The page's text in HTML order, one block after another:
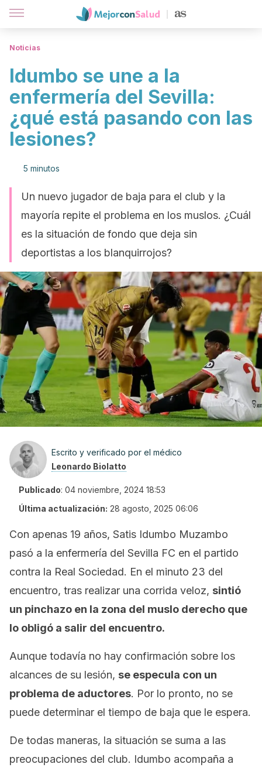
Noticias
Idumbo se une a la
enfermería del Sevilla:
¿qué está pasando con las
lesiones?
5 minutos
Un nuevo jugador de baja para el club y la
mayoría repite el problema en los muslos. ¿Cuál
es la situación de fondo que deja sin
deportistas a los blanquirrojos?
Escrito y verificado por el médico
Leonardo Biolatto
Publicado: 04 noviembre, 2024 18:53
Última actualización: 28 agosto, 2025 06:06
Con apenas 19 años, Satis Idumbo Muzambo
pasó a la enfermería del Sevilla FC en el partido
contra la Real Sociedad. En el minuto 23 del
encuentro, tras realizar una corrida veloz, sintió
un pinchazo en la zona del muslo derecho que
lo obligó a salir del encuentro.
Aunque todavía no hay confirmación sobre los
alcances de su lesión, se especula con un
problema de aductores. Por lo pronto, no se
puede determinar el tiempo de baja que le espera.
De todas maneras, la situación se suma a las
preocupaciones del club. Idumbo acompaña a